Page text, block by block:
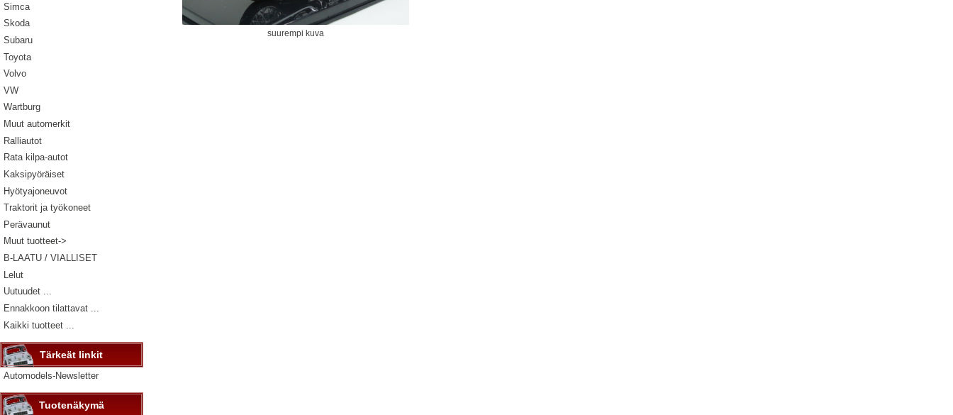
Simca
Skoda
Subaru
Toyota
Volvo
VW
Wartburg
Muut automerkit
Ralliautot
Rata kilpa-autot
Kaksipyöräiset
Hyötyajoneuvot
Traktorit ja työkoneet
Perävaunut
Muut tuotteet->
B-LAATU / VIALLISET
Lelut
Uutuudet ...
Ennakkoon tilattavat ...
Kaikki tuotteet ...
Tärkeät linkit
Automodels-Newsletter
Tuotenäkymä
suurempi kuva